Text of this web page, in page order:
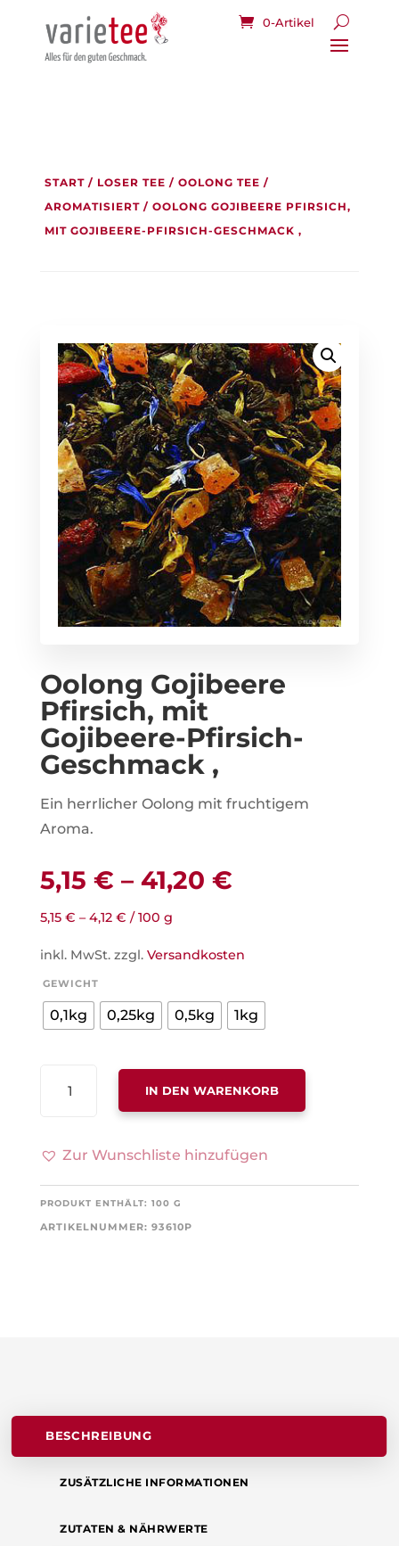
0-Artikel
START/ LOSER TEE / OOLONG TEE /
AROMATISIERT/ OOLONG GOJIBEERE PFIRSICH,
MIT GOJIBEERE-PFIRSICH-GESCHMACK ,
Oolong Gojibeere
Pfirsich, mit
Gojibeere-Pfirsich-
Geschmack ,
Ein herrlicher Oolong mit fruchtigem
Aroma.
5,15 € – 41,20 €
5,15 € –4,12 € / 100 g
inkl. MwSt. zzgl. Versandkosten
GEWICHT
0,1kg 0,25kg 0,5kg 1kg
GOJIBEERE
IN DEN WARENKORB
Zur Wunschliste hinzufügen
PRODUKT ENTHÄLT: 100 G
ARTIKELNUMMER: 93610P
BESCHREIBUNG
ZUSÄTZLICHE INFORMATIONEN
ZUTATEN & NÄHRWERTE